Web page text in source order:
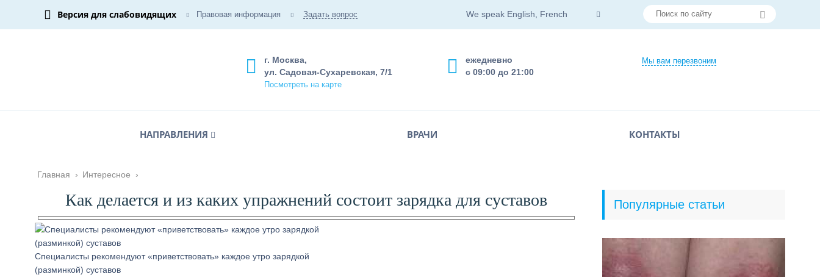
Версия для слабовидящих Правовая информация Задать вопрос We speak English, French
Мы вам перезвоним
ежедневно
с 09:00 до 21:00
г. Москва,
ул. Садовая-Сухаревская, 7/1
Посмотреть на карте
НАПРАВЛЕНИЯ ВРАЧИ КОНТАКТЫ
Главная › Интересное ›
Как делается и из каких упражнений состоит зарядка для суставов
Специалисты рекомендуют «приветствовать» каждое утро зарядкой
(разминкой) суставов
Популярные статьи